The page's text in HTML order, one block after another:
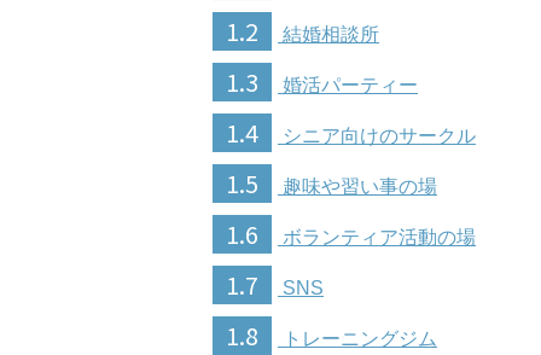
1.2 結婚相談所
1.3 婚活パーティー
1.4 シニア向けのサークル
1.5 趣味や習い事の場
1.6 ボランティア活動の場
1.7 SNS
1.8 トレーニングジム